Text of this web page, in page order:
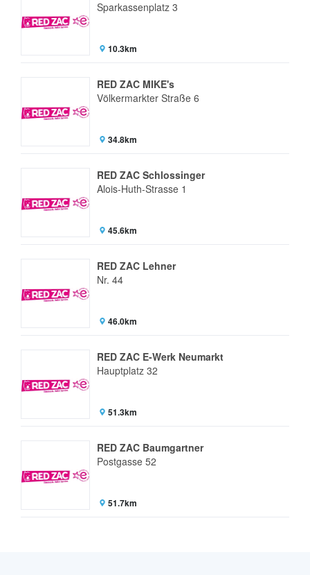
Sparkassenplatz 3
10.3km
RED ZAC MIKE's
Völkermarkter Straße 6
34.8km
RED ZAC Schlossinger
Alois-Huth-Strasse 1
45.6km
RED ZAC Lehner
Nr. 44
46.0km
RED ZAC E-Werk Neumarkt
Hauptplatz 32
51.3km
RED ZAC Baumgartner
Postgasse 52
51.7km